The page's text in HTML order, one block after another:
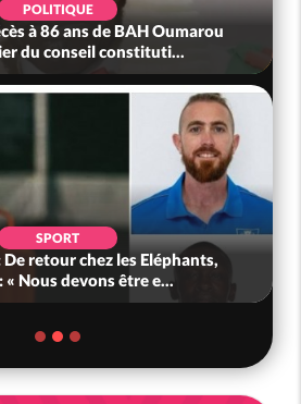
POLITIQUE
à 86 ans de BAH Oumarou
du conseil constituti...
SPORT
retour chez les Eléphants,
« Nous devons être e...